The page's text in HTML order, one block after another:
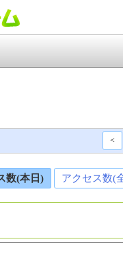
<
数(本日) アクセス数(